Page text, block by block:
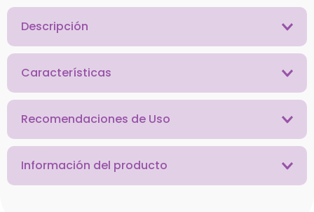
Descripción
Características
Recomendaciones de Uso
Información del producto